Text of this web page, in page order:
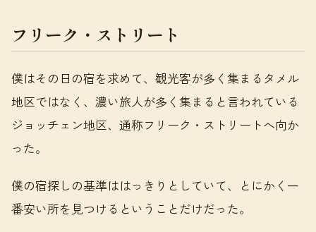
フリーク・ストリート
僕はその日の宿を求めて、観光客が多く集まるタメル
地区ではなく、濃い旅人が多く集まると言われている
ジョッチェン地区、通称フリーク・ストリートへ向か
った。
僕の宿探しの基準ははっきりとしていて、とにかく一
番安い所を見つけるということだけだった。